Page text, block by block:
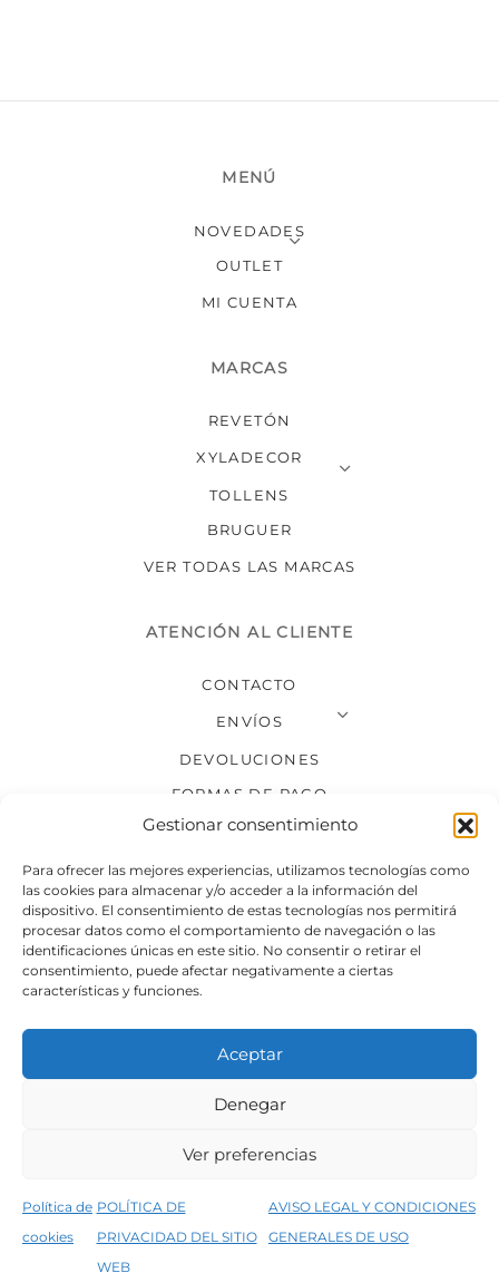
Gestionar consentimiento
Para ofrecer las mejores experiencias, utilizamos tecnologías como
las cookies para almacenar y/o acceder a la información del
dispositivo. El consentimiento de estas tecnologías nos permitirá
procesar datos como el comportamiento de navegación o las
identificaciones únicas en este sitio. No consentir o retirar el
consentimiento, puede afectar negativamente a ciertas
características y funciones.
Aceptar
Denegar
Ver preferencias
Política de
cookies
POLÍTICA DE
PRIVACIDAD DEL SITIO
WEB
AVISO LEGAL Y CONDICIONES
GENERALES DE USO
5% de descuento en tu primera compra, utiliza el código PRIMERACOMPRA
MENÚ
NOVEDADES
OUTLET
MI CUENTA
MARCAS
REVETÓN
XYLADECOR
TOLLENS
BRUGUER
VER TODAS LAS MARCAS
ATENCIÓN AL CLIENTE
CONTACTO
ENVÍOS
DEVOLUCIONES
FORMAS DE PAGO
SÍGUENOS
Condiciones generales de venta
Política de privacidad del sitio web
©2026 Decopintur- todos los derechos